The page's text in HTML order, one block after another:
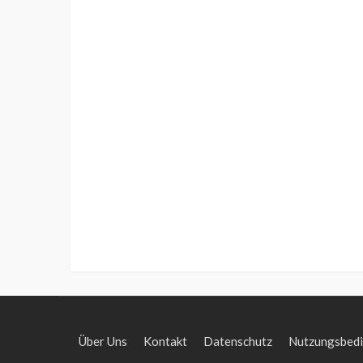
Über Uns Kontakt Datenschutz